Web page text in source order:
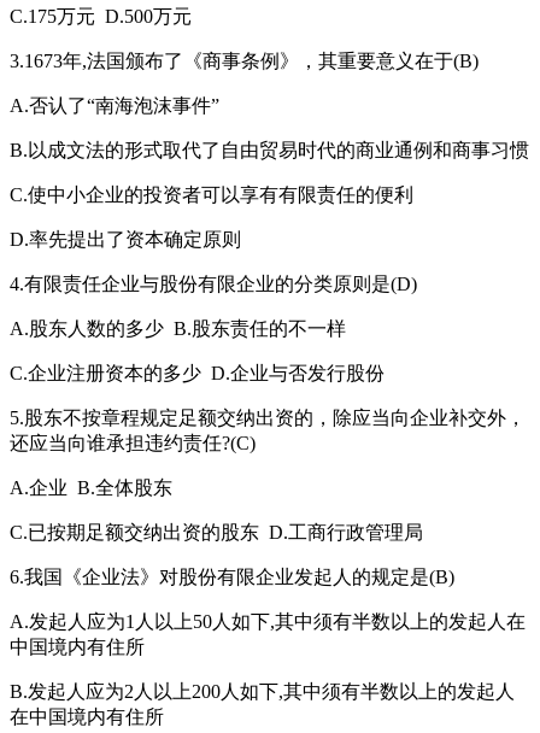
C.175万元 D.500万元
3.1673年,法国颁布了《商事条例》，其重要意义在于(B)
A.否认了“南海泡沫事件”
B.以成文法的形式取代了自由贸易时代的商业通例和商事习惯
C.使中小企业的投资者可以享有有限责任的便利
D.率先提出了资本确定原则
4.有限责任企业与股份有限企业的分类原则是(D)
A.股东人数的多少 B.股东责任的不一样
C.企业注册资本的多少 D.企业与否发行股份
5.股东不按章程规定足额交纳出资的，除应当向企业补交外，
还应当向谁承担违约责任?(C)
A.企业 B.全体股东
C.已按期足额交纳出资的股东 D.工商行政管理局
6.我国《企业法》对股份有限企业发起人的规定是(B)
A.发起人应为1人以上50人如下,其中须有半数以上的发起人在
中国境内有住所
B.发起人应为2人以上200人如下,其中须有半数以上的发起人
在中国境内有住所